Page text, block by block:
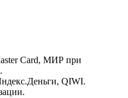
Card, МИР при
QIWI.